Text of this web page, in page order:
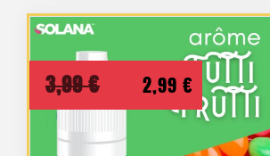
3,99€
Le
prix
initial
2,99 € Le
prix
actuel